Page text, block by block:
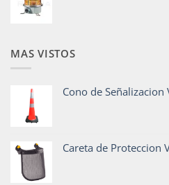
MAS VISTOS
Cono de Señalizacion
Careta de Proteccion